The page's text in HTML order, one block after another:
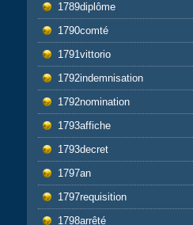
1789diplôme
1790comté
1791vittorio
1792indemnisation
1792nomination
1793affiche
1793decret
1797an
1797requisition
1798arrêté